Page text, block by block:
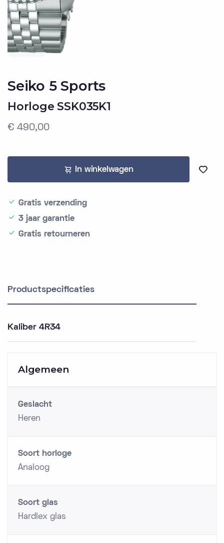
Seiko 5 Sports
Horloge SSK035K1
€ 490,00
In winkelwagen
Gratis verzending
3 jaar garantie
Gratis retourneren
Productspecificaties
Kaliber 4R34
Algemeen
Geslacht
Heren
Soort horloge
Analoog
Soort glas
Hardlex glas